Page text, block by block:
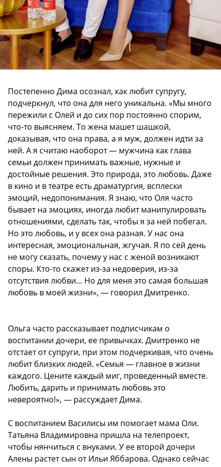
Постепенно Дима осознал, как любит супругу,
подчеркнул, что она для него уникальна. «Мы много
пережили с Олей и до сих пор постоянно спорим,
что-то выясняем. То жена машет шашкой,
доказывая, что она права, а я муж, должен идти за
ней. А я считаю наоборот — мужчина как глава
семьи должен принимать важные, нужные и
достойные решения. Это природа, это любовь. Даже
в кино и в театре есть драматургия, всплески
эмоций, недопонимания. Я знаю, что Оля часто
бывает на эмоциях, иногда любит манипулировать
отношениями, сделать так, чтобы я за ней побегал.
Но это любовь, и у всех она разная. У нас она
интересная, эмоциональная, жгучая. Я по сей день
не могу сказать, почему у нас с женой возникают
споры. Кто-то скажет из-за недоверия, из-за
отсутствия любви… Но для меня это самая большая
любовь в моей жизни», — говорил Дмитренко.
Ольга часто рассказывает подписчикам о
воспитании дочери, ее привычках. Дмитренко не
отстает от супруги, при этом подчеркивая, что очень
любит близких людей. «Семья — главное в жизни
каждого. Цените каждый миг, проведенный вместе.
Любить, дарить и принимать любовь это
невероятно!», — рассуждает Дима.
С воспитанием Василисы им помогает мама Оли.
Татьяна Владимировна пришла на телепроект,
чтобы нянчиться с внуками. У ее второй дочери
Алены растет сын от Ильи Яббарова. Однако сейчас